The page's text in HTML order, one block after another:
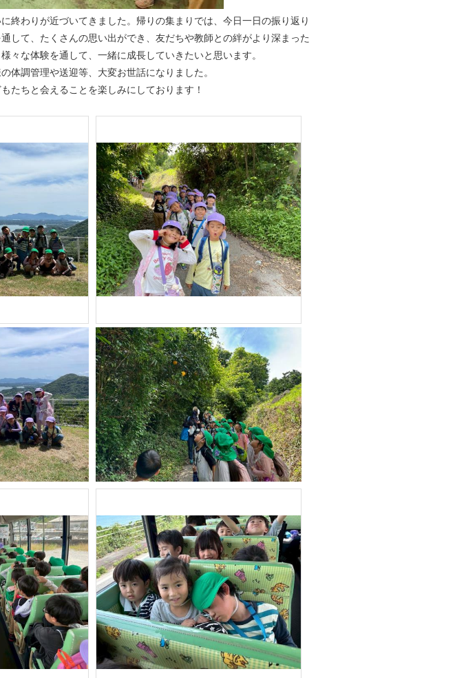
終わりが近づいてきました。帰りの集まりでは、今日一日の振り返り
して、たくさんの思い出ができ、友だちや教師との絆がより深まった
々な体験を通して、一緒に成長していきたいと思います。
体調管理や送迎等、大変お世話になりました。
たちと会えることを楽しみにしております！